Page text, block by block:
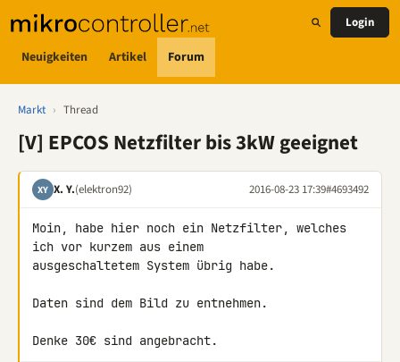
Neuigkeiten Artikel Forum
Login
Markt › Thread
[V] EPCOS Netzfilter bis 3kW geeignet
XY X. Y.(elektron92) 2016-08-23 17:39#4693492
Moin, habe hier noch ein Netzfilter, welches
ich vor kurzem aus einem
ausgeschaltetem System übrig habe.
Daten sind dem Bild zu entnehmen.
Denke 30€ sind angebracht.